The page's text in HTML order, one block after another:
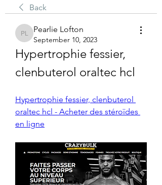
Back
Pearlie Lofton
Pearlie Lofton
September 10, 2023
Hypertrophie fessier,
clenbuterol oraltec hcl
Hypertrophie fessier, clenbuterol
oraltec hcl - Acheter des stéroïdes
en ligne